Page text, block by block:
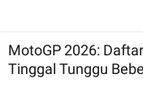
MotoGP 2026:
Tinggal Tunggu